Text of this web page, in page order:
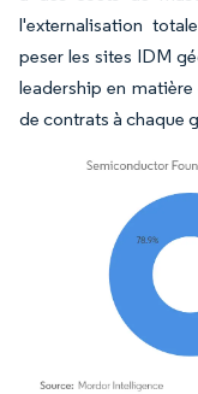
l'externalisation
peser les sites IDM
leadership en
de contrats à chaque